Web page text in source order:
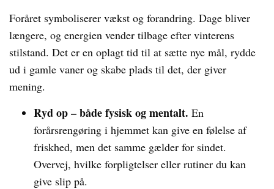
Foråret symboliserer vækst og forandring. Dage bliver
længere, og energien vender tilbage efter vinterens
stilstand. Det er en oplagt tid til at sætte nye mål, rydde
ud i gamle vaner og skabe plads til det, der giver
mening.
Ryd op – både fysisk og mentalt. En
forårsrengøring i hjemmet kan give en følelse af
friskhed, men det samme gælder for sindet.
Overvej, hvilke forpligtelser eller rutiner du kan
give slip på.